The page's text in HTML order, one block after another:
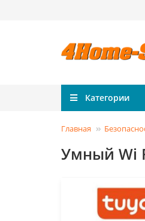
Категории
Главная
Умный Wi